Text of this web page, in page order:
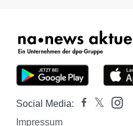
Social Media:
Impressum